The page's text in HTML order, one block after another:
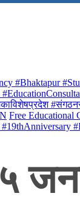
#Bhaktapur
Free Educational